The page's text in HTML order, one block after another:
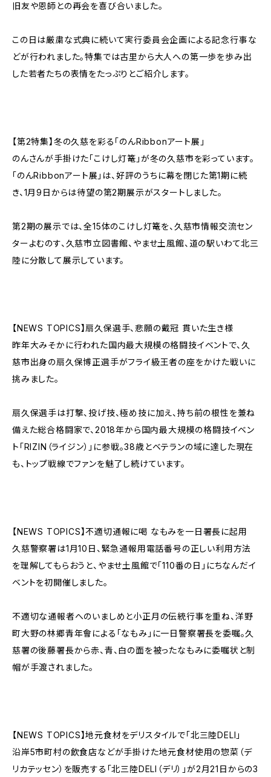
旧友や恩師との再会を喜び合いました。
この日は厳粛な式典に続いて実行委員会企画による記念行事な
どが行われました。特集では古里から大人への第一歩を歩み出
した若者たちの表情をたっぷりとご紹介します。
【第2特集】冬の久慈を彩る「のんRibbonアート展」
のんさんが手掛けた「こけし灯篭」が冬の久慈市を彩っています。
「のんRibbonアート展」は、好評のうちに幕を閉じた第1期に続
き、1月9日からは待望の第2期展示がスタートしました。
第2期の展示では、全15体のこけし灯篭を、久慈市情報交流セン
ターよむのす、久慈市立図書館、やませ土風館、道の駅いわて北三
陸に分散して展示しています。
【NEWS TOPICS】扇久保選手、悲願の戴冠 貫いた生き様
昨年大みそかに行われた国内最大規模の格闘技イベントで、久
慈市出身の扇久保博正選手がフライ級王者の座をかけた戦いに
挑みました。
扇久保選手は打撃、投げ技、極め技に加え、持ち前の根性を兼ね
備えた総合格闘家で、2018年から国内最大規模の格闘技イベン
ト「RIZIN（ライジン）」に参戦。38歳とベテランの域に達した現在
も、トップ戦線でファンを魅了し続けています。
【NEWS TOPICS】不適切通報に喝 なもみを一日署長に起用
久慈警察署は1月10日、緊急通報用電話番号の正しい利用方法
を理解してもらおうと、やませ土風館で「110番の日」にちなんだイ
ベントを初開催しました。
不適切な通報者へのいましめと小正月の伝統行事を重ね、洋野
町大野の林郷青年會による「なもみ」に一日警察署長を委嘱。久
慈署の後藤署長から赤、青、白の面を被ったなもみに委嘱状と制
帽が手渡されました。
【NEWS TOPICS】地元食材をデリスタイルで「北三陸DELI」
沿岸5市町村の飲食店などが手掛けた地元食材使用の惣菜（デ
リカテッセン）を販売する「北三陸DELI（デリ）」が2月21日からの3